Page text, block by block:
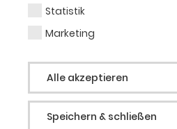
Statistik
Marketing
Alle akzeptieren
Speichern & schließen